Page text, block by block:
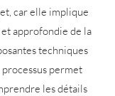
car elle implique
approfondie de la
techniques
permet
les détails